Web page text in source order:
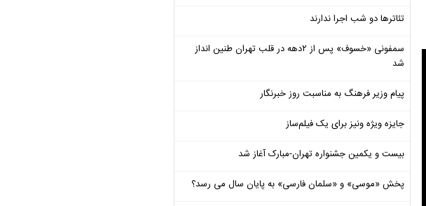
تئاترها دو شب اجرا ندارند
سمفونی «خسوف» پس از ۲دهه در قلب تهران طنین انداز
شد
پیام وزیر فرهنگ به مناسبت روز خبرنگار
جایزه ویژه ونیز برای یک فیلم‌ساز
بیست و یکمین جشنواره تهران-مبارک آغاز شد
پخش «موسی» و «سلمان فارسی» به پایان سال می رسد؟